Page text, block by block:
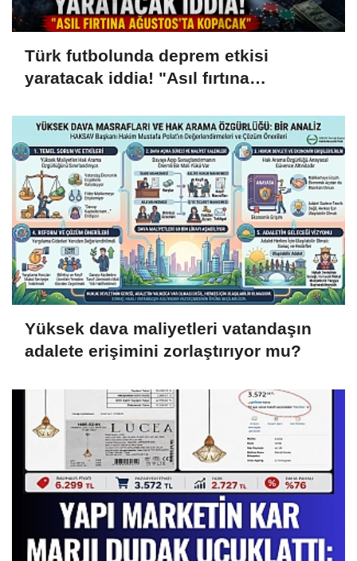
Türk futbolunda deprem etkisi
yaratacak iddia! "Asıl fırtına
Yüksek dava maliyetleri vatandaşın
adalete erişimini zorlaştırıyor mu?